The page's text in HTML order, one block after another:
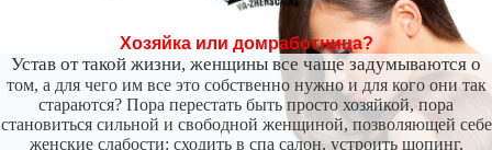
Хозяйка или домработница?
Устав от такой жизни, женщины все чаще задумываются о
том, а для чего им все это собственно нужно и для кого они так
стараются? Пора перестать быть просто хозяйкой, пора
становиться сильной и свободной женщиной, позволяющей себе
женские слабости: сходить в спа салон, устроить шопинг,